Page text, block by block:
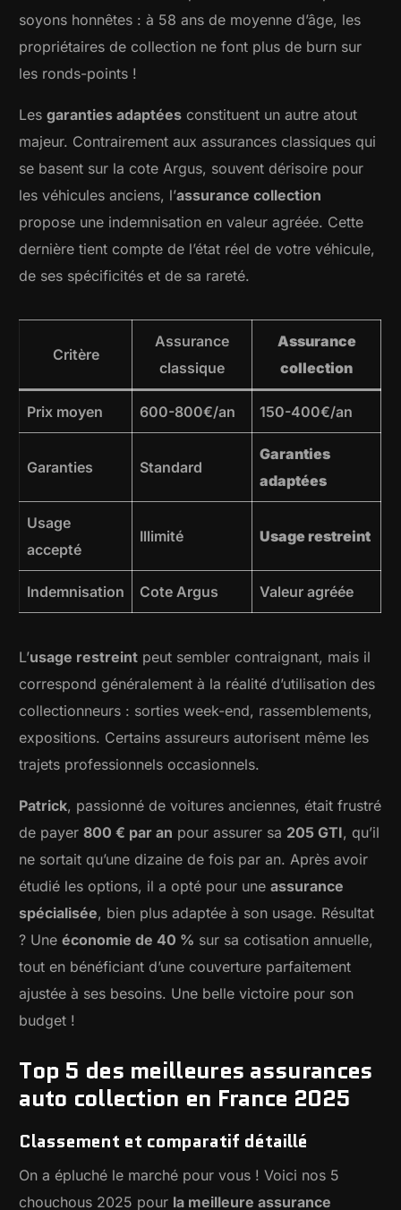
soyons honnêtes : à 58 ans de moyenne d’âge, les
propriétaires de collection ne font plus de burn sur
les ronds-points !
Lesgaranties adaptées constituent un autre atout
majeur. Contrairement aux assurances classiques qui
se basent sur la cote Argus, souvent dérisoire pour
les véhicules anciens, l’assurance collection
propose une indemnisation en valeur agréée. Cette
dernière tient compte de l’état réel de votre véhicule,
de ses spécificités et de sa rareté.
Critère
Assurance
classique
Assurance
collection
Prix moyen 600-800€/an 150-400€/an
Garanties Standard
Garanties
adaptées
Usage
accepté
Illimité Usage restreint
Indemnisation Cote Argus Valeur agréée
L’usage restreint peut sembler contraignant, mais il
correspond généralement à la réalité d’utilisation des
collectionneurs : sorties week-end, rassemblements,
expositions. Certains assureurs autorisent même les
trajets professionnels occasionnels.
Patrick, passionné de voitures anciennes, était frustré
de payer800 € par an pour assurer sa 205 GTI, qu’il
ne sortait qu’une dizaine de fois par an. Après avoir
étudié les options, il a opté pour uneassurance
spécialisée, bien plus adaptée à son usage. Résultat
? Uneéconomie de 40 % sur sa cotisation annuelle,
tout en bénéficiant d’une couverture parfaitement
ajustée à ses besoins. Une belle victoire pour son
budget !
Top 5 des meilleures assurances
auto collection en France 2025
Classement et comparatif détaillé
On a épluché le marché pour vous ! Voici nos 5
chouchous 2025 pour la meilleure assurance